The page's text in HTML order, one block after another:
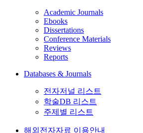
Academic Journals
Ebooks
Dissertations
Conference Materials
Reviews
Reports
Databases & Journals
전자저널 리스트
학술DB 리스트
주제별 리스트
해외전자자료 이용안내